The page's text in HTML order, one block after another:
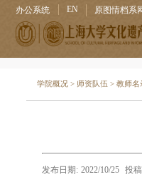
办公系统 EN 原图情档系
学院概况 > 师资队伍 >教师名
发布日期: 2022/10/25 投